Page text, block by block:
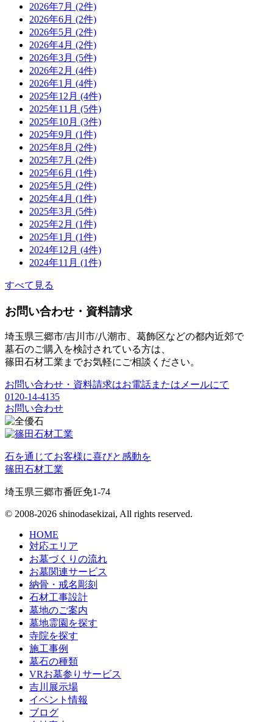
2026年7月 (2件)
2026年6月 (2件)
2026年5月 (2件)
2026年4月 (2件)
2026年3月 (5件)
2026年2月 (4件)
2026年1月 (4件)
2025年12月 (4件)
2025年11月 (5件)
2025年10月 (3件)
2025年9月 (1件)
2025年8月 (2件)
2025年7月 (2件)
2025年6月 (1件)
2025年5月 (2件)
2025年4月 (1件)
2025年3月 (5件)
2025年2月 (1件)
2025年1月 (1件)
2024年12月 (4件)
2024年11月 (1件)
すべて見る
お問い合わせ・資料請求
埼玉県三郷市/吉川市/八潮市、葛飾区などの都内近郊で
墓石のご購入を検討されている方は、
篠田石材工業までお気軽にご相談ください。
お問い合わせ・資料請求はお電話またはメールにて
0120-14-4135
お問い合わせ
石を通じてお客様に喜びと感動を
篠田石材工業
埼玉県三郷市番匠免1-74
© 2008-2026 shinodasekizai, All rights reserved.
HOME
対応エリア
お墓づくりの流れ
お墓関連サービス
納骨・戒名彫刻
石材工事設計
墓地のご案内
墓地霊園を探す
寺院を探す
施工事例
墓石の種類
VRお墓参りサービス
吉川展示場
イベント情報
ブログ